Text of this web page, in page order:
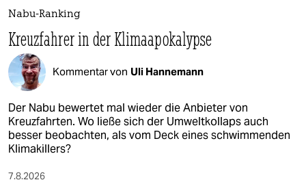
Nabu-Ranking
Kreuzfahrer in der Klimaapokalypse
Kommentar von Uli Hannemann
Der Nabu bewertet mal wieder die Anbieter von
Kreuzfahrten. Wo ließe sich der Umweltkollaps auch
besser beobachten, als vom Deck eines schwimmenden
Klimakillers?
7.8.2026